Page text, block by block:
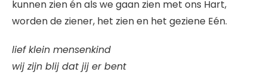
kunnen zien én als we gaan zien met ons Hart,
worden de ziener, het zien en het geziene Eén.
lief klein mensenkind
wij zijn blij dat jij er bent